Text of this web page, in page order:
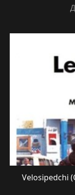
Velosipedchi